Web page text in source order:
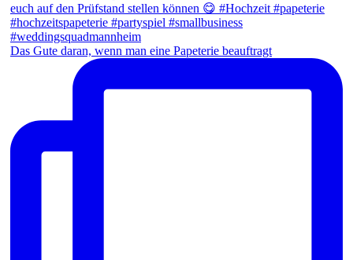
Das Gute daran, wenn man eine Papeterie beauftragt